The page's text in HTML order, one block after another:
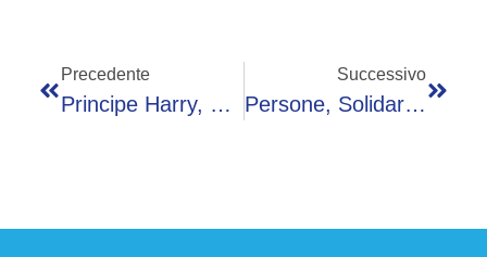
Precedente
Principe Harry, Causa Persa Contro Daily Mail: Potrebbe Pagare Fino A 50 Milioni
Successivo
Persone, Solidarietà E Ambiente: Il Bilancio Di Sostenibilità 2025 Di Cirfood